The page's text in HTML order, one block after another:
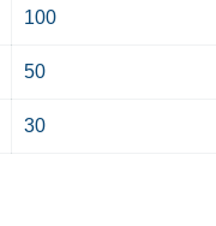
100
50
30